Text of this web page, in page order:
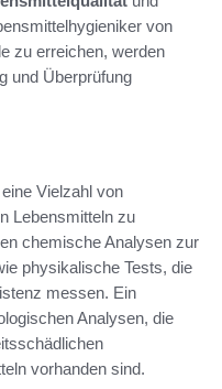
von
zu erreichen, werden
und Überprüfung
Vielzahl von
Lebensmitteln zu
chemische Analysen zur
physikalische Tests, die
messen. Ein
Analysen, die
vorhanden sind.